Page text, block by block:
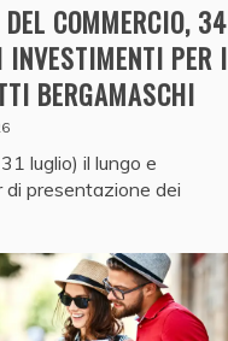
COMMERCIO, 34
PER I
BERGAMASCHI
luglio) il lungo e
presentazione dei